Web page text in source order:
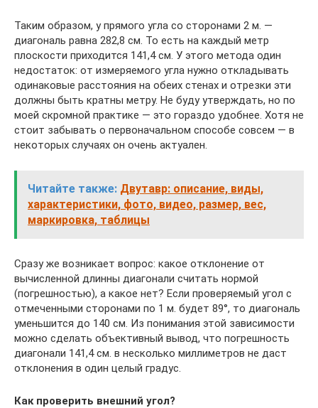
Таким образом, у прямого угла со сторонами 2 м. —
диагональ равна 282,8 см. То есть на каждый метр
плоскости приходится 141,4 см. У этого метода один
недостаток: от измеряемого угла нужно откладывать
одинаковые расстояния на обеих стенах и отрезки эти
должны быть кратны метру. Не буду утверждать, но по
моей скромной практике — это гораздо удобнее. Хотя не
стоит забывать о первоначальном способе совсем — в
некоторых случаях он очень актуален.
Читайте также: Двутавр: описание, виды,
характеристики, фото, видео, размер, вес,
маркировка, таблицы
Сразу же возникает вопрос: какое отклонение от
вычисленной длинны диагонали считать нормой
(погрешностью), а какое нет? Если проверяемый угол с
отмеченными сторонами по 1 м. будет 89°, то диагональ
уменьшится до 140 см. Из понимания этой зависимости
можно сделать объективный вывод, что погрешность
диагонали 141,4 см. в несколько миллиметров не даст
отклонения в один целый градус.
Как проверить внешний угол?